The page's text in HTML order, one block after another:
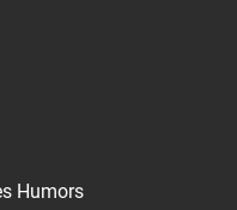
Humors